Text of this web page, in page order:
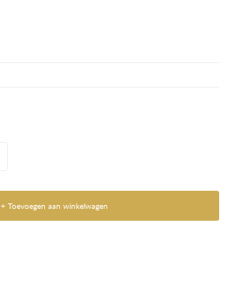
+ Toevoegen aan winkelwagen